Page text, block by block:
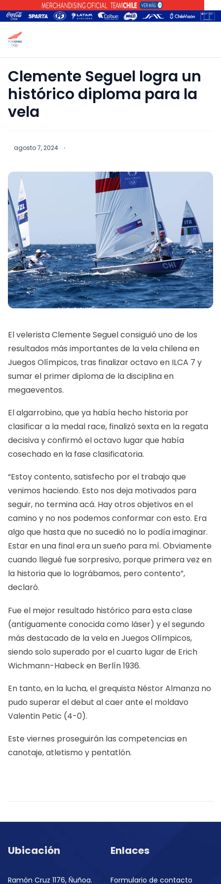
Clemente Seguel logra un
histórico diploma para la
vela
agosto 7, 2024 ·
El velerista Clemente Seguel consiguió uno de los
resultados más importantes de la vela chilena en
Juegos Olímpicos, tras finalizar octavo en ILCA 7 y
sumar el primer diploma de la disciplina en
megaeventos.
El algarrobino, que ya había hecho historia por
clasificar a la medal race, finalizó sexta en la regata
decisiva y confirmó el octavo lugar que había
cosechado en la fase clasificatoria.
“Estoy contento, satisfecho por el trabajo que
venimos haciendo. Esto nos deja motivados para
seguir, no termina acá. Hay otros objetivos en el
camino y no nos podemos conformar con esto. Era
algo que hasta que no sucedió no lo podía imaginar.
Estar en una final era un sueño para mí. Obviamente
cuando llegué fue sorpresivo, porque primera vez en
la historia que lo lográbamos, pero contento”,
declaró.
Fue el mejor resultado histórico para esta clase
(antiguamente conocida como láser) y el segundo
más destacado de la vela en Juegos Olímpicos,
siendo solo superado por el cuarto lugar de Erich
Wichmann-Habeck en Berlín 1936.
En tanto, en la lucha, el grequista Néstor Almanza no
pudo superar el debut al caer ante el moldavo
Valentin Petic (4-0).
Este viernes proseguirán las competencias en
canotaje, atletismo y pentatlón.
Ubicación
Ramón Cruz 1176, Ñuñoa.
Enlaces
Formulario de contacto